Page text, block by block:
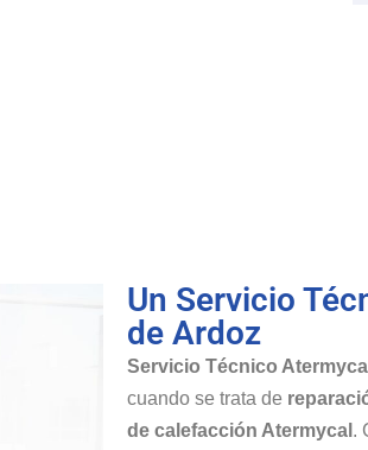
Un Servicio
de Ardoz
Servicio Técnico
cuando se trata de
de calefacción Atermycal .